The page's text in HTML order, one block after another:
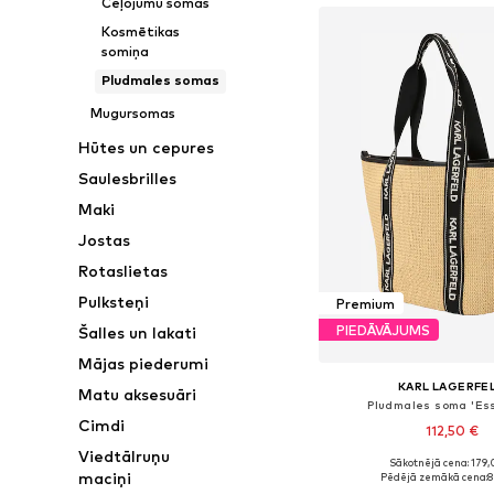
Kosmētikas
somiņa
Pludmales somas
Mugursomas
Hūtes un cepures
Saulesbrilles
Maki
Jostas
Rotaslietas
Pulksteņi
Šalles un lakati
Mājas piederumi
Matu aksesuāri
Cimdi
Viedtālruņu
maciņi
Premium
PIEDĀVĀJUMS
KARL
Pludmales soma
112,50 €
Pieejamie izmēri:
Sākotnējā cena:
Pēdējā zemākā cena: